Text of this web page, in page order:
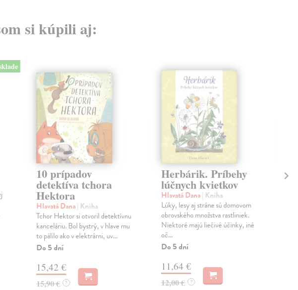
si kúpili aj:
10 prípadov
detektíva tchora
Hektora
Hlavatá Dana| Kniha
Tchor Hektor si otvoril detektívnu
kanceláriu. Bol bystrý, v hlave mu
to pálilo ako v elektrárni, uv...
Do 5 dní
15,42 €
15,90 € ?
Herbárik. Príbehy
lúčnych kvietkov
Hlavatá Dana| Kniha
Lúky, lesy aj stráne sú domovom
obrovského množstva rastliniek.
Niektoré majú liečivé účinky, iné
oč...
Do 5 dní
11,64 €
12,00 € ?